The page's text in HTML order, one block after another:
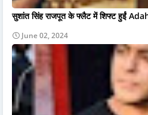
सुशांत सिंह राजपूत के फ्लैट में शिफ्ट हुईं
June 02, 2024